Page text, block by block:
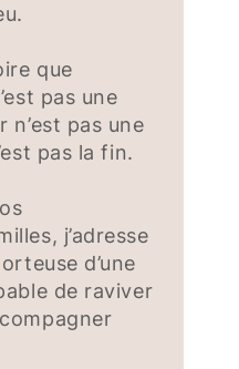
que
pas une
n’est pas une
pas la fin.
j’adresse
d’une
de raviver